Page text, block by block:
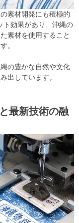
素材開発にも積極的
ト効果があり、沖縄の
素材を使用すること
。
の豊かな自然や文化
出しています。
最新技術の融